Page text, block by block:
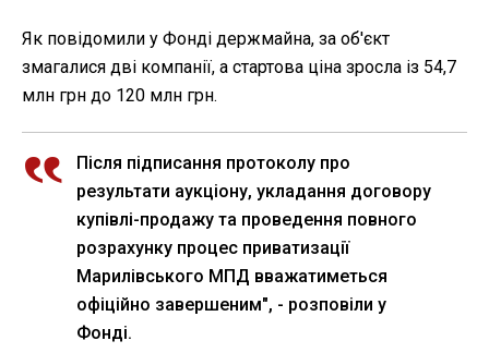
Як повідомили у Фонді держмайна, за об'єкт
змагалися дві компанії, а стартова ціна зросла із 54,7
млн грн до 120 млн грн.
Після підписання протоколу про
результати аукціону, укладання договору
купівлі-продажу та проведення повного
розрахунку процес приватизації
Марилівського МПД вважатиметься
офіційно завершеним", - розповіли у
Фонді.